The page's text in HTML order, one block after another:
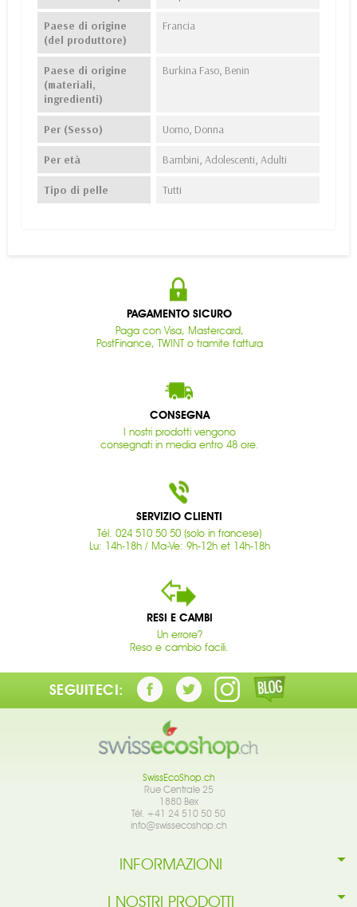
Paese di origine
(del produttore)
Francia
Paese di origine
(materiali,
ingredienti)
Burkina Faso, Benin
Per (Sesso) Uomo, Donna
Per età Bambini, Adolescenti, Adulti
Tipo di pelle Tutti
PAGAMENTO SICURO
Paga con Visa, Mastercard,
PostFinance, TWINT o tramite fattura
CONSEGNA
I nostri prodotti vengono
consegnati in media entro 48 ore.
SERVIZIO CLIENTI
Tél. 024 510 50 50 (solo in francese)
Lu: 14h-18h / Ma-Ve: 9h-12h et 14h-18h
RESI E CAMBI
Un errore?
Reso e cambio facili.
SEGUITECI:
SwissEcoShop.ch
Rue Centrale 25
1880 Bex
Tél. +41 24 510 50 50
info@swissecoshop.ch
INFORMAZIONI
I NOSTRI PRODOTTI